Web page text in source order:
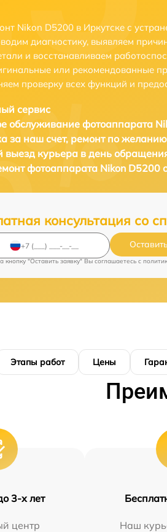
Nikon D5200 в Иркутске с
диагностику, выявляем
и восстанавливаем
или рекомендованные
проверку всех функций и
сервис
обслуживание фотоаппарата
за наш счет, ремонт по желанию
выезд курьера в день
фотоаппарата Nikon D5200
консультация со
кнопку "Оставить заявку" Вы соглашаетесь c
Этапы работ Цены
3-х лет
центр
Наш